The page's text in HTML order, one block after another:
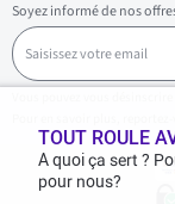
Soyez informé de nos
S
a
i
s
TOUT ROULE
A quoi ça sert ?
pour nous?